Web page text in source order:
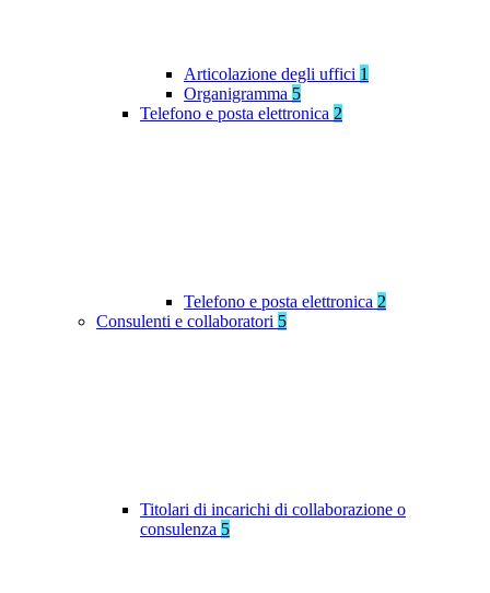
Articolazione degli uffici 1
Organigramma 5
Telefono e posta elettronica 2
Telefono e posta elettronica 2
Consulenti e collaboratori 5
Titolari di incarichi di collaborazione o
consulenza 5